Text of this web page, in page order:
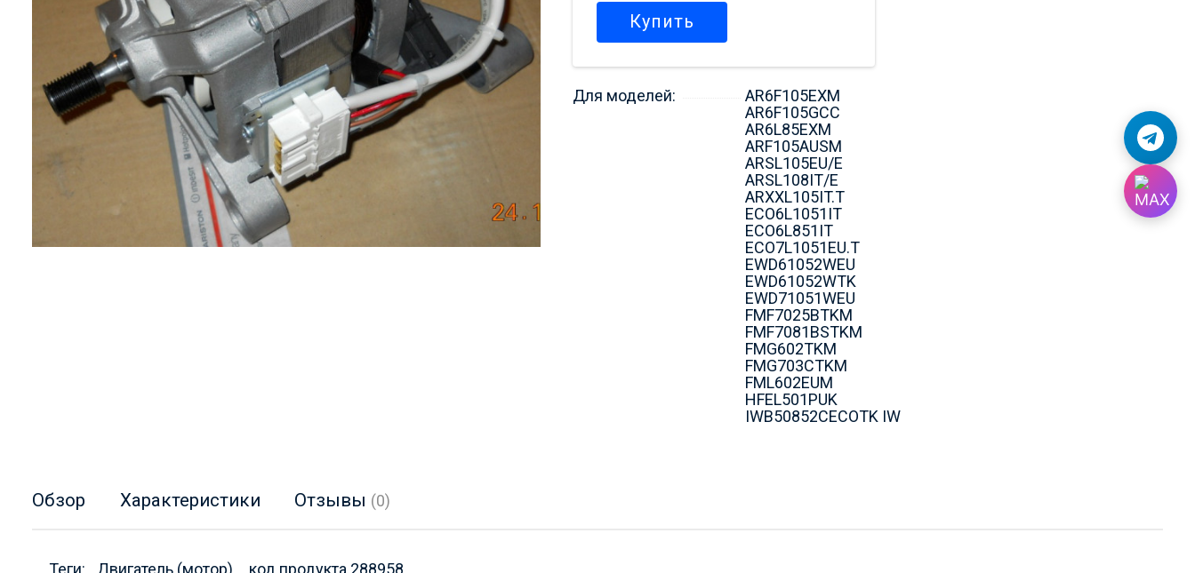
Купить
Для моделей:
AR6F105EXM
AR6F105GCC
AR6L85EXM
ARF105AUSM
ARSL105EU/E
ARSL108IT/E
ARXXL105IT.T
ECO6L1051IT
ECO6L851IT
ECO7L1051EU.T
EWD61052WEU
EWD61052WTK
EWD71051WEU
FMF7025BTKM
FMF7081BSTKM
FMG602TKM
FMG703CTKM
FML602EUM
HFEL501PUK
IWB50852CECOTK IW
Обзор Характеристики Отзывы (0)